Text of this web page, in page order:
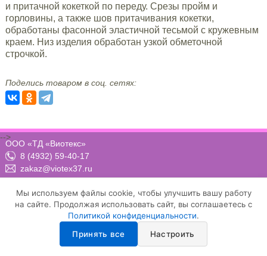
и притачной кокеткой по переду. Срезы пройм и
горловины, а также шов притачивания кокетки,
обработаны фасонной эластичной тесьмой с кружевным
краем. Низ изделия обработан узкой обметочной
строчкой.
Поделись товаром в соц. сетях:
ООО «ТД «Виотекс»
8 (4932) 59-40-17
zakaz@viotex37.ru
Положение о конфиденциальности и защите персональных данных
Условия осуществления рассылки email-сообщений
-->
Мы используем файлы cookie, чтобы улучшить вашу работу
на сайте. Продолжая использовать сайт, вы соглашаетесь с
Политикой конфиденциальности.
Принять все
Настроить